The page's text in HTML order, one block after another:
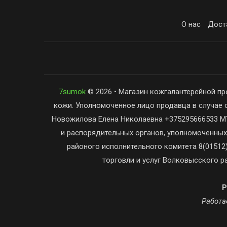
О нас
7sumok© 2026 • Магазин кожгалантерейной
кожи. Уполномоченное лицо продавца в случае
Новожилова Елена Николаевна +375295666533
и распорядительных органов,
районого исполнительного комитета
торговли и услуг Волковысского